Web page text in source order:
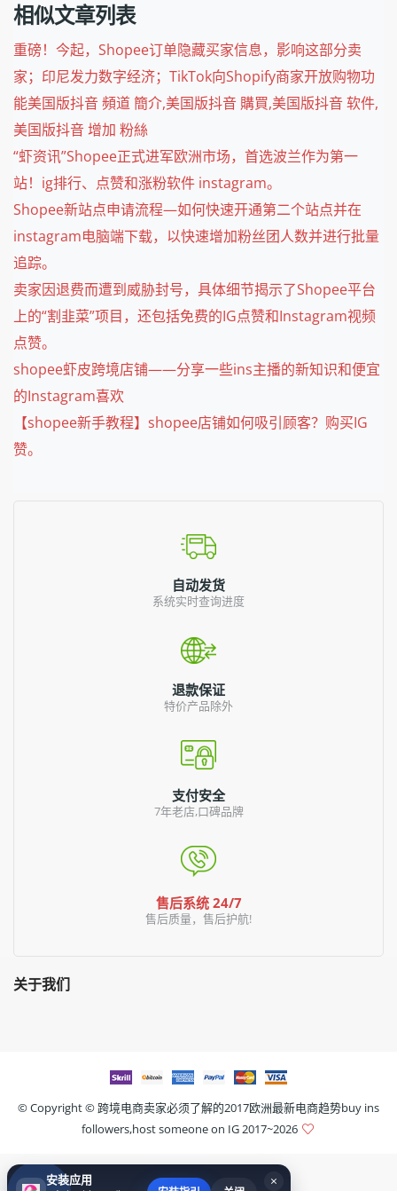
相似文章列表
重磅！今起，Shopee订单隐藏买家信息，影响这部分卖
家；印尼发力数字经济；TikTok向Shopify商家开放购物功
能美国版抖音 頻道 簡介,美国版抖音 購買,美国版抖音 软件,
美国版抖音 增加 粉絲
“虾资讯”Shopee正式进军欧洲市场，首选波兰作为第一
站！ig排行、点赞和涨粉软件 instagram。
Shopee新站点申请流程—如何快速开通第二个站点并在
instagram电脑端下载，以快速增加粉丝团人数并进行批量
追踪。
卖家因退费而遭到威胁封号，具体细节揭示了Shopee平台
上的“割韭菜”项目，还包括免费的IG点赞和Instagram视频
点赞。
shopee虾皮跨境店铺——分享一些ins主播的新知识和便宜
的Instagram喜欢
【shopee新手教程】shopee店铺如何吸引顾客？购买IG
赞。
自动发货
系统实时查询进度
退款保证
特价产品除外
支付安全
7年老店,口碑品牌
售后系统 24/7
售后质量，售后护航!
关于我们
© Copyright © 跨境电商卖家必须了解的2017欧洲最新电商趋势buy ins
followers,host someone on IG2017~2026
×
安装应用